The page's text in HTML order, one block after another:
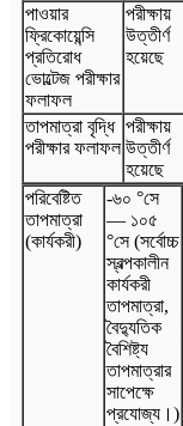
পাওয়ার
ফ্রিকোয়েন্সি
প্রতিরোধ
ভোল্টেজ পরীক্ষার
ফলাফল
পরীক্ষায়
উত্তীর্ণ
হয়েছে
তাপমাত্রা বৃদ্ধি
পরীক্ষার ফলাফল
পরীক্ষায়
উত্তীর্ণ
হয়েছে
পরিবেষ্টিত
তাপমাত্রা
(কার্যকরী)
-৬০ °সে
— ১০৫
°সে (সর্বোচ্চ
স্বল্পকালীন
কার্যকরী
তাপমাত্রা,
বৈদ্যুতিক
বৈশিষ্ট্য
তাপমাত্রার
সাপেক্ষে
প্রযোজ্য।)